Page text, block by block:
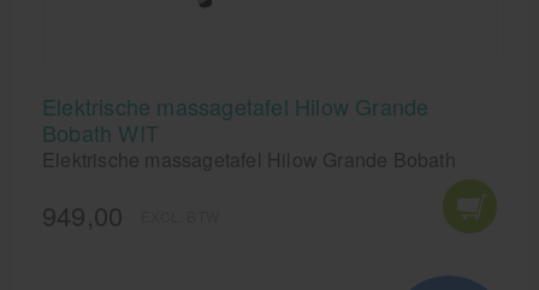
Elektrische massagetafel Hilow Grande
Bobath WIT
Elektrische massagetafel Hilow Grande Bobath
949,00